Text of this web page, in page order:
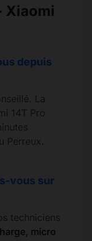
Xiaomi
depuis
La
14T Pro
Perreux.
vous sur
techniciens
micro